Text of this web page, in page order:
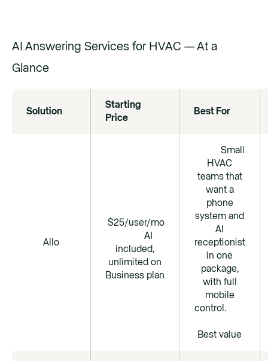
AI Answering Services for HVAC — At a
Glance
Solution
Starting
Price
Best For
Allo
$25/user/mo
AI
included,
unlimited on
Business plan
Small
HVAC
teams that
want a
phone
system and
AI
receptionist
in one
package,
with full
mobile
control.
Best value